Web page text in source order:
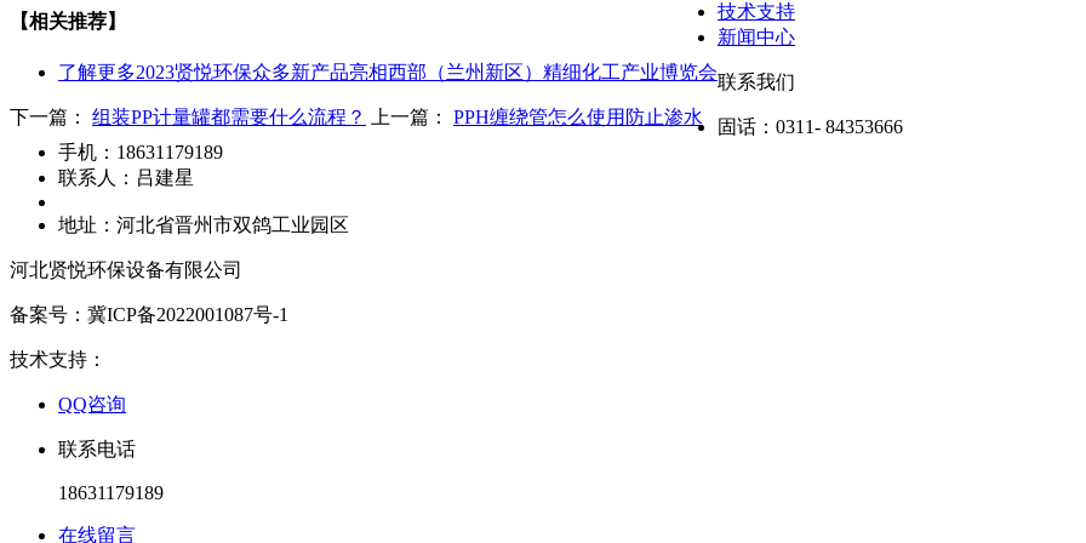
【相关推荐】
了解更多2023贤悦环保众多新产品亮相西部（兰州新区）精细化工产业博览会
下一篇： 组装PP计量罐都需要什么流程？ 上一篇： PPH缠绕管怎么使用防止渗水
技术支持
新闻中心
联系我们
固话： 0311- 84353666
手机： 18631179189
联系人： 吕建星
地址： 河北省晋州市双鸽工业园区
河北贤悦环保设备有限公司
备案号：冀ICP备2022001087号-1
技术支持：
QQ咨询
联系电话
18631179189
在线留言